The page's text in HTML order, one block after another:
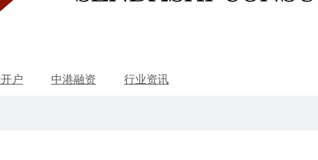
户 中港融资
行业资讯